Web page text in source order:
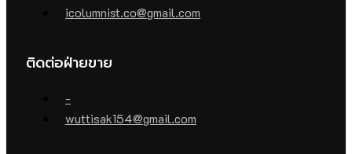
icolumnist.co@gmail.com
ติดต่อฝ่ายขาย
-
wuttisak154@gmail.com